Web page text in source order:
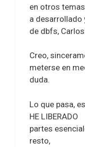
en otros
a desarrollado
de dbfs,
Creo,
meterse en
duda.
Lo que pasa,
HE LIBERADO
partes
resto,